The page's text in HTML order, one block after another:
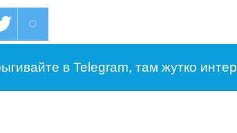
в Telegram, там жутко